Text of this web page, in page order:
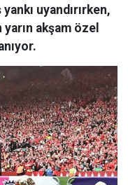
uyandırırken,
akşam özel